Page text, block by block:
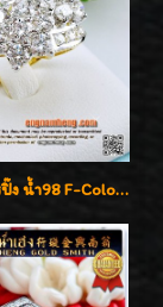
แหวนเพชรใสปิ๊ง น้ำ98 F-Color/VVS1 น้ำหนักเพชรรวม 2.56 กะรัต ใส่เต็มนิ้วเพชรเป็นน้ำเป็นเนื้อสวยมากๆค่ะ